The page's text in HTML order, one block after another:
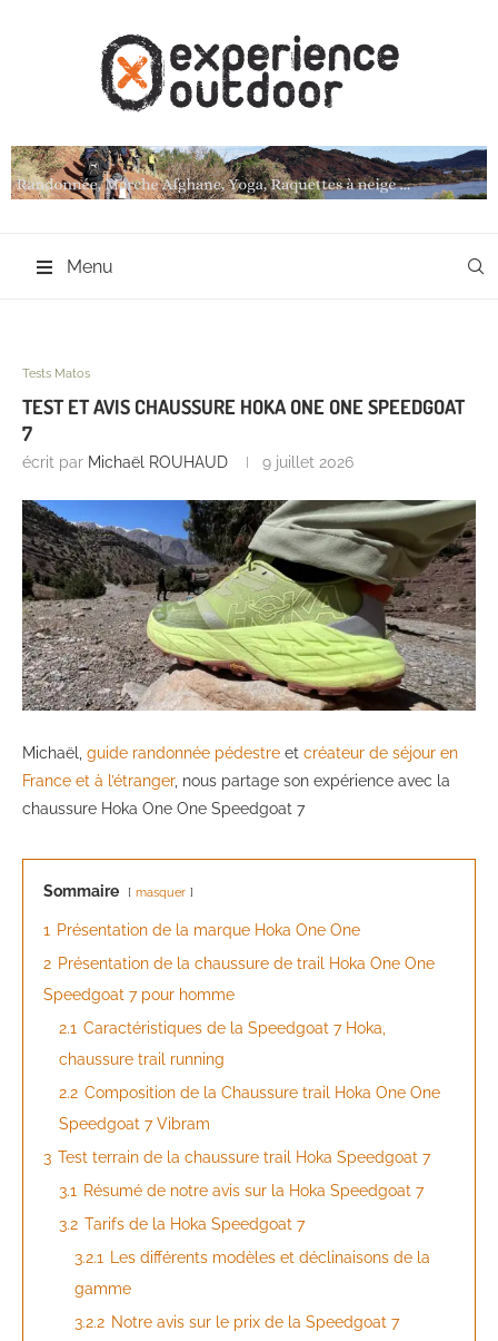
Menu
Tests Matos
TEST ET AVIS CHAUSSURE HOKA ONE ONE SPEEDGOAT
7
écrit par Michaël ROUHAUD 9 juillet 2026
Michaël, guide randonnée pédestre et créateur de séjour en
France et à l’étranger, nous partage son expérience avec la
chaussure Hoka One One Speedgoat 7
Sommaire masquer
1 Présentation de la marque Hoka One One
2 Présentation de la chaussure de trail Hoka One One
Speedgoat 7 pour homme
2.1 Caractéristiques de la Speedgoat 7 Hoka,
chaussure trail running
2.2 Composition de la Chaussure trail Hoka One One
Speedgoat 7 Vibram
3 Test terrain de la chaussure trail Hoka Speedgoat 7
3.1 Résumé de notre avis sur la Hoka Speedgoat 7
3.2 Tarifs de la Hoka Speedgoat 7
3.2.1 Les différents modèles et déclinaisons de la
gamme
3.2.2 Notre avis sur le prix de la Speedgoat 7